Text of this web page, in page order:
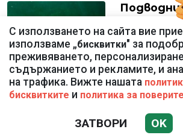
Корфу
тревожна
вносни
С използването на сайта вие
използваме „бисквитки" за
преживяването,
съдържанието и рекламите, и
на трафика. Вижте нашата
бисквитките и политика за
ЗАТВОРИ OK